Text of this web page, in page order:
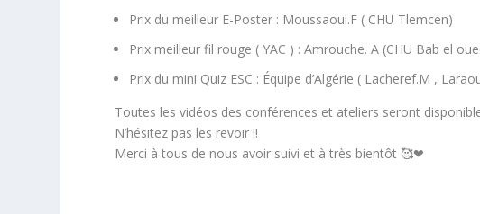
Prix du meilleur E-Poster : Moussaoui.F ( CHU Tlemcen)
Prix meilleur fil rouge ( YAC ) : Amrouche. A (CHU Bab el
Prix du mini Quiz ESC : Équipe d’Algérie ( Lacheref.M ,
Toutes les vidéos des conférences et ateliers seront
N’hésitez pas les revoir !!
Merci à tous de nous avoir suivi et à très bientôt 🥰❤